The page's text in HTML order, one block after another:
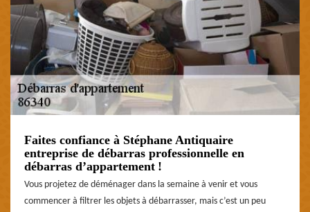
Faites confiance à Stéphane Antiquaire
entreprise de débarras professionnelle en
débarras d’appartement !
Vous projetez de déménager dans la semaine à venir et vous
commencer à filtrer les objets à débarrasser, mais c’est un peu